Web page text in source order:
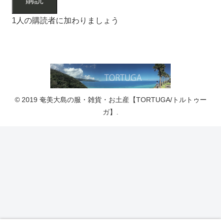
1人の購読者に加わりましょう
© 2019 奄美大島の服・雑貨・お土産【TORTUGA/トルトゥー
ガ】.